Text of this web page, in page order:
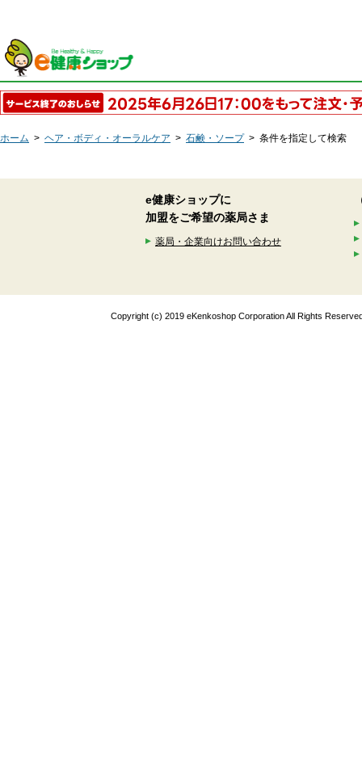
ホーム > ヘア・ボディ・オーラルケア > 石鹸・ソープ> 条件を指定して検索
e健康ショップに
加盟をご希望の薬局さま
薬局・企業向けお問い合わせ
Copyright (c) 2019 eKenkoshop Corporation All Rights